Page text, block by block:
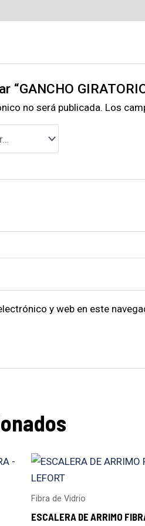
“GANCHO
no será publicada. Los
y web en este
Fibra de Vidrio
ESCALERA DE ARRIMO